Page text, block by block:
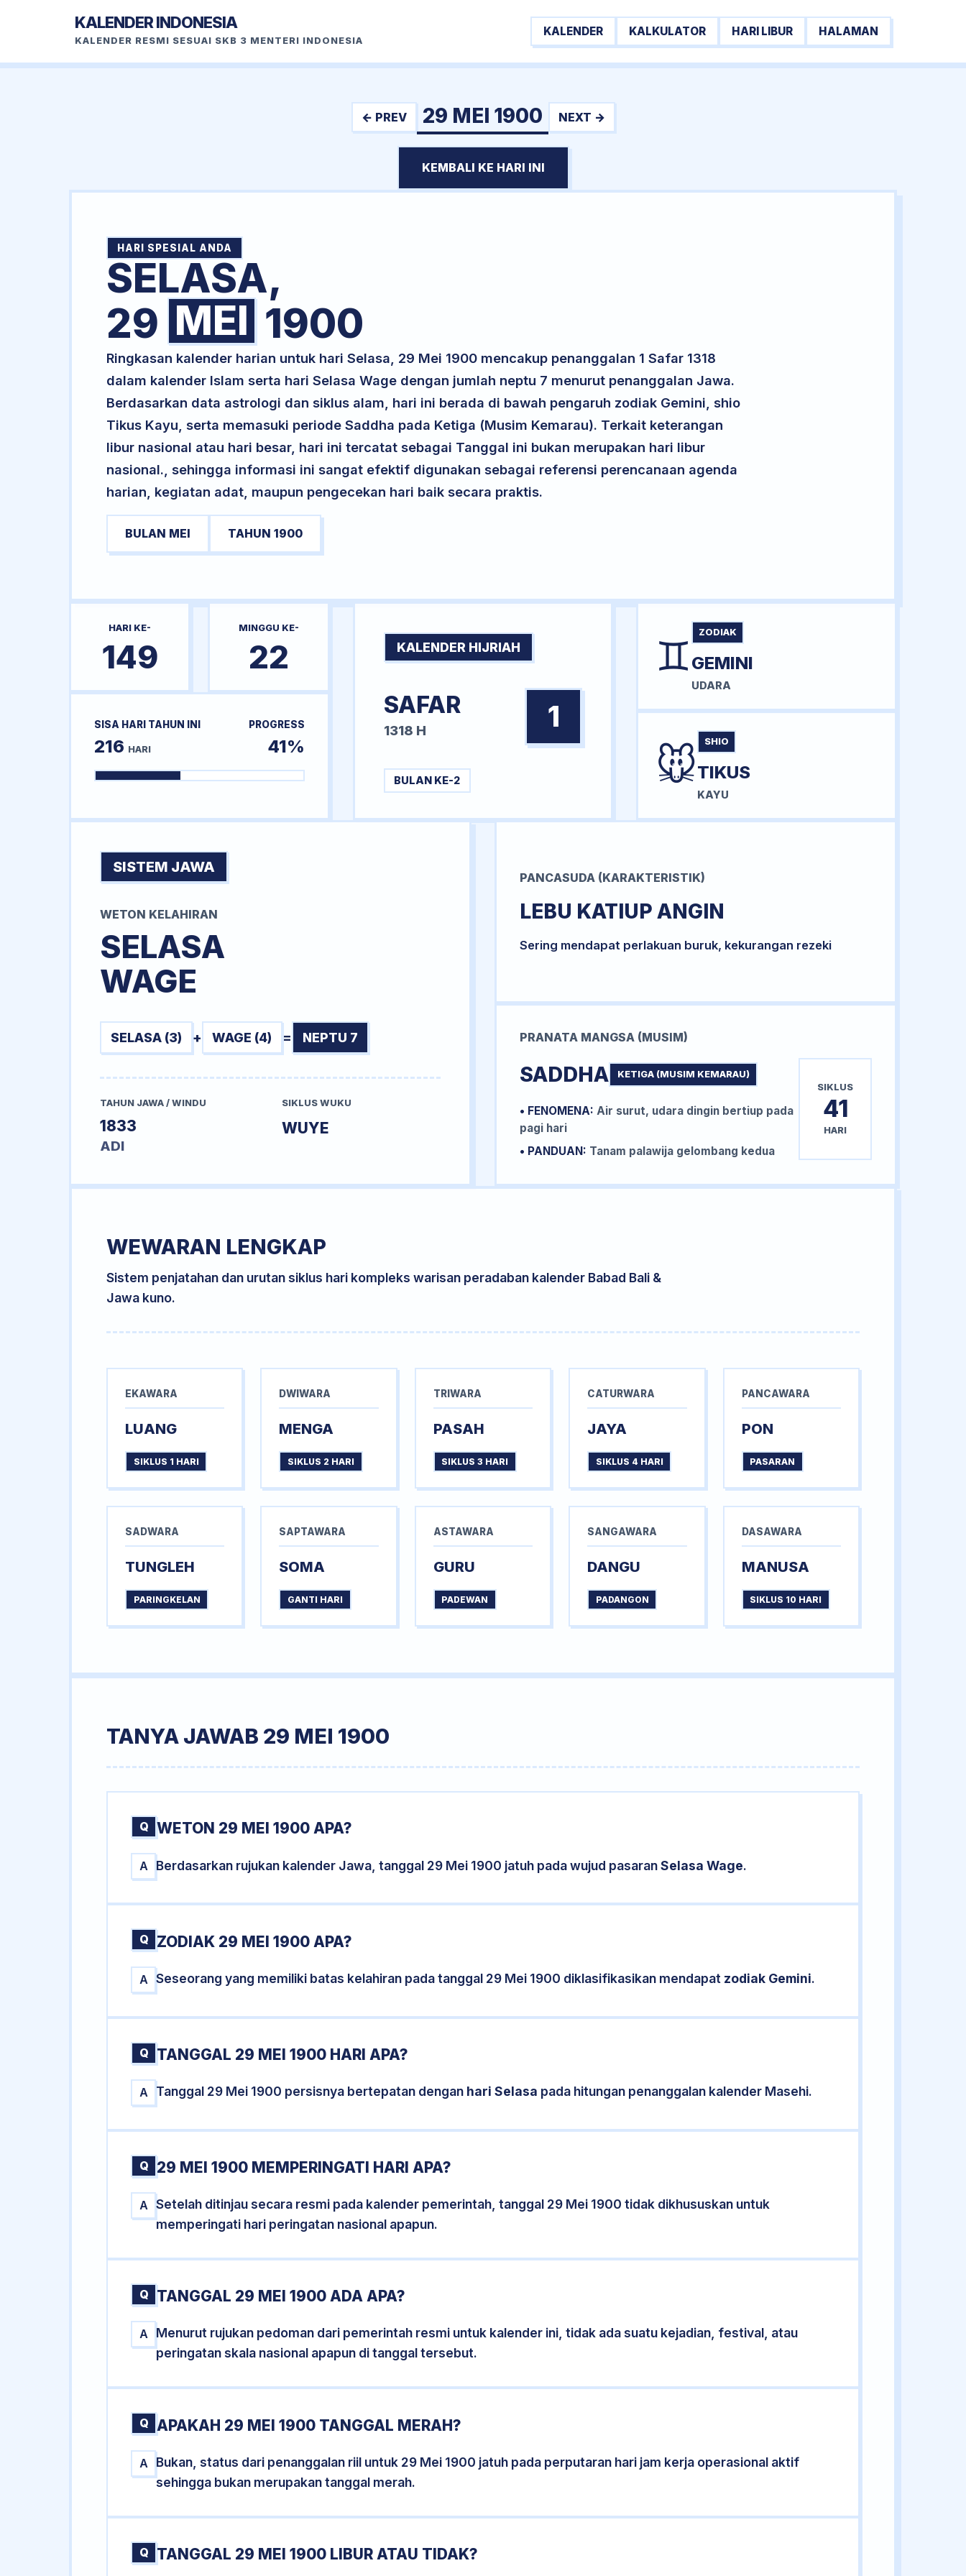
KALENDER INDONESIA
KALENDER RESMI SESUAI SKB 3 MENTERI INDONESIA
KALENDER KALKULATOR HARI LIBUR HALAMAN
← PREV 29 MEI 1900 NEXT →
KEMBALI KE HARI INI
HARI SPESIAL ANDA
SELASA,
29 MEI 1900
Ringkasan kalender harian untuk hari Selasa, 29 Mei 1900 mencakup penanggalan 1 Safar 1318
dalam kalender Islam serta hari Selasa Wage dengan jumlah neptu 7 menurut penanggalan Jawa.
Berdasarkan data astrologi dan siklus alam, hari ini berada di bawah pengaruh zodiak Gemini, shio
Tikus Kayu, serta memasuki periode Saddha pada Ketiga (Musim Kemarau). Terkait keterangan
libur nasional atau hari besar, hari ini tercatat sebagai Tanggal ini bukan merupakan hari libur
nasional., sehingga informasi ini sangat efektif digunakan sebagai referensi perencanaan agenda
harian, kegiatan adat, maupun pengecekan hari baik secara praktis.
BULAN MEI TAHUN 1900
HARI KE-
149
MINGGU KE-
22
SISA HARI TAHUN INI
216 HARI
PROGRESS
41%
KALENDER HIJRIAH
SAFAR
1318 H 1
BULAN KE-2
♊ ZODIAK
GEMINI
UDARA
🐭 SHIO
TIKUS
KAYU
SISTEM JAWA
WETON KELAHIRAN
SELASA
WAGE
SELASA (3) + WAGE (4) = NEPTU 7
TAHUN JAWA / WINDU
1833
ADI
SIKLUS WUKU
WUYE
PANCASUDA (KARAKTERISTIK)
LEBU KATIUP ANGIN
Sering mendapat perlakuan buruk, kekurangan rezeki
PRANATA MANGSA (MUSIM)
SADDHA KETIGA (MUSIM KEMARAU)
• FENOMENA: Air surut, udara dingin bertiup pada
pagi hari
• PANDUAN: Tanam palawija gelombang kedua
SIKLUS
41
HARI
WEWARAN LENGKAP
Sistem penjatahan dan urutan siklus hari kompleks warisan peradaban kalender Babad Bali &
Jawa kuno.
EKAWARA
LUANG
SIKLUS 1 HARI
DWIWARA
MENGA
SIKLUS 2 HARI
TRIWARA
PASAH
SIKLUS 3 HARI
CATURWARA
JAYA
SIKLUS 4 HARI
PANCAWARA
PON
PASARAN
SADWARA
TUNGLEH
PARINGKELAN
SAPTAWARA
SOMA
GANTI HARI
ASTAWARA
GURU
PADEWAN
SANGAWARA
DANGU
PADANGON
DASAWARA
MANUSA
SIKLUS 10 HARI
TANYA JAWAB 29 MEI 1900
Q WETON 29 MEI 1900 APA?
A Berdasarkan rujukan kalender Jawa, tanggal 29 Mei 1900 jatuh pada wujud pasaranSelasa Wage.
Q ZODIAK 29 MEI 1900 APA?
A Seseorang yang memiliki batas kelahiran pada tanggal 29 Mei 1900 diklasifikasikan mendapat zodiak Gemini.
Q TANGGAL 29 MEI 1900 HARI APA?
A Tanggal 29 Mei 1900 persisnya bertepatan dengan hari Selasa pada hitungan penanggalan kalender Masehi.
Q 29 MEI 1900 MEMPERINGATI HARI APA?
A
Setelah ditinjau secara resmi pada kalender pemerintah, tanggal 29 Mei 1900 tidak dikhususkan untuk
memperingati hari peringatan nasional apapun.
Q TANGGAL 29 MEI 1900 ADA APA?
A
Menurut rujukan pedoman dari pemerintah resmi untuk kalender ini, tidak ada suatu kejadian, festival, atau
peringatan skala nasional apapun di tanggal tersebut.
Q APAKAH 29 MEI 1900 TANGGAL MERAH?
A
Bukan, status dari penanggalan riil untuk 29 Mei 1900 jatuh pada perputaran hari jam kerja operasional aktif
sehingga bukan merupakan tanggal merah.
Q TANGGAL 29 MEI 1900 LIBUR ATAU TIDAK?